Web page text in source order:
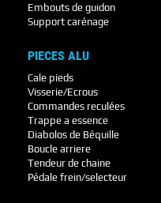
Embouts de guidon
Support carénage
PIECES ALU
Cale pieds
Visserie/Ecrous
Commandes reculées
Trappe a essence
Diabolos de Béquille
Boucle arriere
Tendeur de chaine
Pédale frein/selecteur